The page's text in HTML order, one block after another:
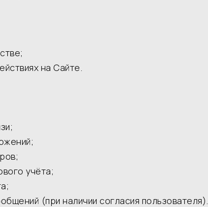
на Сайте.
учёта;
(при наличии согласия пользователя).